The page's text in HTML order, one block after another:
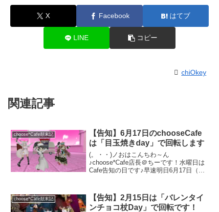
X Facebook はてブ
LINE コピー
chiOkey
関連記事
choose*Cafe顛末記
【告知】6月17日のchooseCafe
は「目玉焼きday」で回転します
(。・・)ノおはこんちわ～ん
♪choose*Cafe店長＠ちーです！水曜日は
Cafe告知の日です♪早速明日6月17日（木
(⌒∇⌒)ノ頭の上に「クリックすると絵柄
が変...
choose*Cafe顛末記
【告知】2月15日は「バレンタイ
ンチョコ杖Day」で回転です！